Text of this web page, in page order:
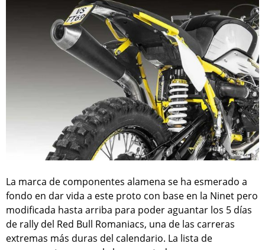
La marca de componentes alamena se ha esmerado a
fondo en dar vida a este proto con base en la Ninet pero
modificada hasta arriba para poder aguantar los 5 días
de rally del Red Bull Romaniacs, una de las carreras
extremas más duras del calendario. La lista de